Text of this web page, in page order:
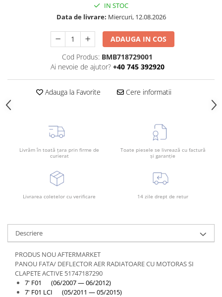
Rama radiator
Suport far
Usa fată
IN STOC
Data de livrare: Miercuri, 12.08.2026
ADAUGA IN COS
Cod Produs: BMB718729001
Ai nevoie de ajutor? +40 745 392920
Adauga la Favorite Cere informatii
Livrăm în toată țara prin firme de
curierat
Toate piesele se livrează cu factură
și garanție
Livrarea coletelor cu verificare 14 zile drept de retur
Descriere
PRODUS NOU AFTERMARKET
PANOU FATA/ DEFLECTOR AER RADIATOARE CU MOTORAS SI
CLAPETE ACTIVE 51747187290
7' F01 (06/2007 — 06/2012)
7' F01 LCI (05/2011 — 05/2015)